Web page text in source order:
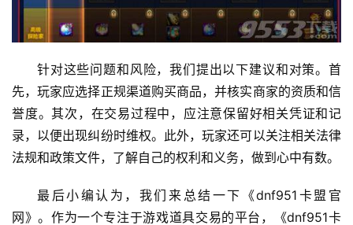
针对这些问题和风险，我们提出以下建议和对策。首
先，玩家应选择正规渠道购买商品，并核实商家的资质和信
誉度。其次，在交易过程中，应注意保留好相关凭证和记
录，以便出现纠纷时维权。此外，玩家还可以关注相关法律
法规和政策文件，了解自己的权利和义务，做到心中有数。
最后小编认为，我们来总结一下《dnf951卡盟官
网》。作为一个专注于游戏道具交易的平台，《dnf951卡